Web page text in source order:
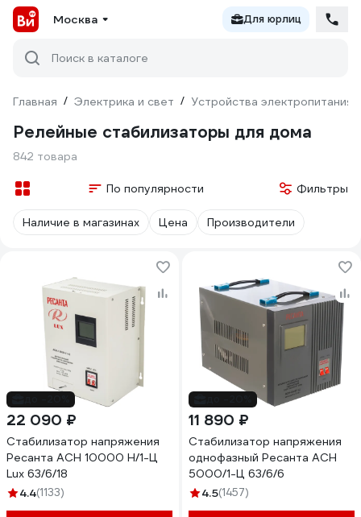
Москва Для юрлиц
Поиск в каталоге
Главная / Электрика и свет / Устройства электропитания
Релейные стабилизаторы для дома
842 товара
По популярности Фильтры
Наличие в магазинах Цена Производители
22 090 ₽
Стабилизатор напряжения
Ресанта АСН 10000 Н/1-Ц
Lux 63/6/18
4.4(1133)
11 890 ₽
Стабилизатор напряжения
однофазный Ресанта АСН
5000/1-Ц 63/6/6
4.5(1457)